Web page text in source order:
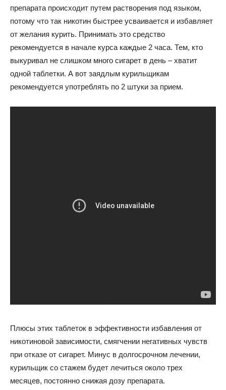
препарата происходит путем растворения под языком,
потому что так никотин быстрее усваивается и избавляет
от желания курить. Принимать это средство
рекомендуется в начале курса каждые 2 часа. Тем, кто
выкуривал не слишком много сигарет в день – хватит
одной таблетки. А вот заядлым курильщикам
рекомендуется употреблять по 2 штуки за прием.
Плюсы этих таблеток в эффективности избавления от
никотиновой зависимости, смягчении негативных чувств
при отказе от сигарет. Минус в долгосрочном лечении,
курильщик со стажем будет лечиться около трех
месяцев, постоянно снижая дозу препарата.